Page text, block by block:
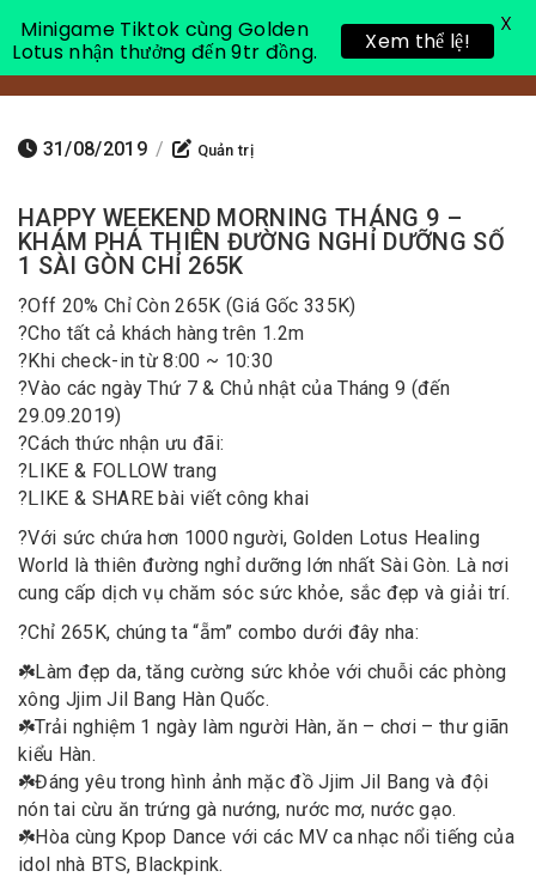
Toggle
31/08/2019 / Quản trị
HAPPY WEEKEND MORNING THÁNG 9 –
KHÁM PHÁ THIÊN ĐƯỜNG NGHỈ DƯỠNG SỐ
1 SÀI GÒN CHỈ 265K
?Off 20% Chỉ Còn 265K (Giá Gốc 335K)
?Cho tất cả khách hàng trên 1.2m
?Khi check-in từ 8:00 ~ 10:30
?Vào các ngày Thứ 7 & Chủ nhật của Tháng 9 (đến
29.09.2019)
?Cách thức nhận ưu đãi:
?LIKE & FOLLOW trang
?ᒪIKE & SHARE bài viết công khai
?Với sức chứa hơn 1000 người, Golden Lotus Healing
World là thiên đường nghỉ dưỡng lớn nhất Sài Gòn. Là nơi
cung cấp dịch vụ chăm sóc sức khỏe, sắc đẹp và giải trí.
?Chỉ 265K, chúng ta “ẵm” combo dưới đây nha:
☘️Làm đẹp da, tăng cường sức khỏe với chuỗi các phòng
xông Jjim Jil Bang Hàn Quốc.
☘️Trải nghiệm 1 ngày làm người Hàn, ăn – chơi – thư giãn
kiểu Hàn.
☘️Đáng yêu trong hình ảnh mặc đồ Jjim Jil Bang và đội
nón tai cừu ăn trứng gà nướng, nước mơ, nước gạo.
☘️Hòa cùng Kpop Dance với các MV ca nhạc nổi tiếng của
idol nhà BTS, Blackpink.
Minigame Tiktok cùng Golden
Lotus nhận thưởng đến 9tr đồng.
Xem thể lệ!
X